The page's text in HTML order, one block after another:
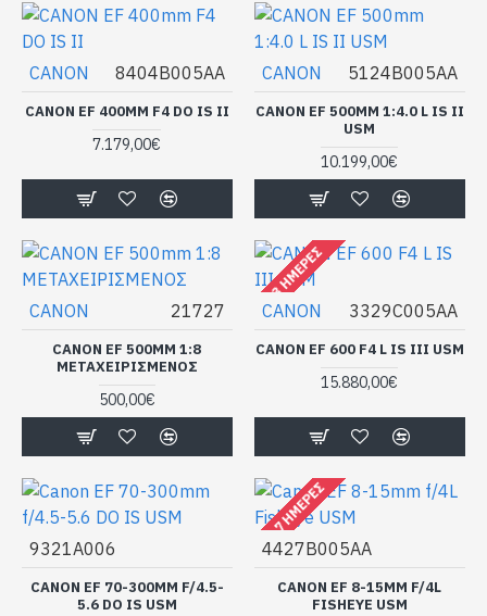
CANON 8404B005AA
CANON EF 400MM F4 DO IS II
7.179,00€
CANON 5124B005AA
CANON EF 500MM 1:4.0 L IS II
USM
10.199,00€
CANON 21727
CANON EF 500MM 1:8
ΜΕΤΑΧΕΙΡΙΣΜΕΝΟΣ
500,00€
2-3 ΗΜΈΡΕΣ
CANON 3329C005AA
CANON EF 600 F4 L IS III USM
15.880,00€
9321A006
CANON EF 70-300MM F/4.5-
5.6 DO IS USM
4 - 7 ΗΜΈΡΕΣ
4427B005AA
CANON EF 8-15MM F/4L
FISHEYE USM